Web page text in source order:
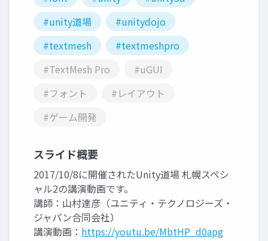
#unity道場
#unitydojo
#textmesh
#textmeshpro
#TextMesh Pro
#uGUI
#フォント
#レイアウト
#ゲーム開発
スライド概要
2017/10/8に開催されたUnity道場 札幌スペシ
ャル2の講演動画です。
講師：山村達彦（ユニティ・テクノロジーズ・
ジャパン合同会社）
講演動画： https://youtu.be/MbtHP_d0apg